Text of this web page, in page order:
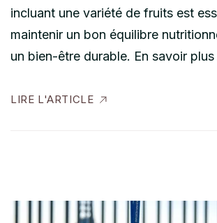
incluant une variété de fruits est
maintenir un bon équilibre
un bien-être durable. En savoir
LIRE L'ARTICLE